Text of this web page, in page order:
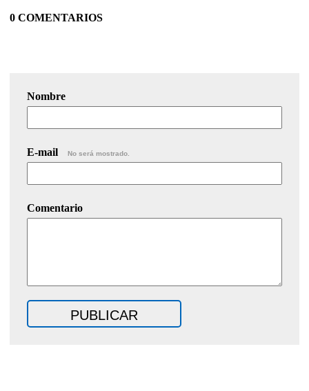
0 COMENTARIOS
Nombre
E-mail No será mostrado.
Comentario